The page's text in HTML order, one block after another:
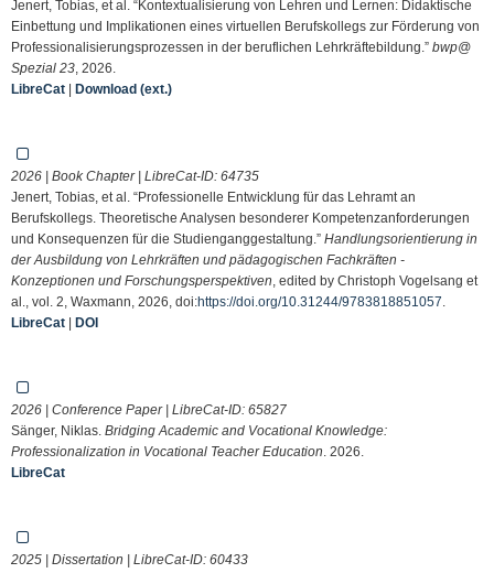
Jenert, Tobias, et al. “Kontextualisierung von Lehren und Lernen: Didaktische
Einbettung und Implikationen eines virtuellen Berufskollegs zur Förderung von
Professionalisierungsprozessen in der beruflichen Lehrkräftebildung.” bwp@
Spezial 23 , 2026.
LibreCat | Download (ext.)
2026 | Book Chapter | LibreCat-ID: 64735
Jenert, Tobias, et al. “Professionelle Entwicklung für das Lehramt an
Berufskollegs. Theoretische Analysen besonderer Kompetenzanforderungen
und Konsequenzen für die Studienganggestaltung.” Handlungsorientierung in
der Ausbildung von Lehrkräften und pädagogischen Fachkräften -
Konzeptionen und Forschungsperspektiven , edited by Christoph Vogelsang et
al., vol. 2, Waxmann, 2026, doi:https://doi.org/10.31244/9783818851057
LibreCat | DOI
2026 | Conference Paper | LibreCat-ID: 65827
Sänger, Niklas. Bridging Academic and Vocational Knowledge:
Professionalization in Vocational Teacher Education . 2026.
LibreCat
2025 | Dissertation | LibreCat-ID: 60433